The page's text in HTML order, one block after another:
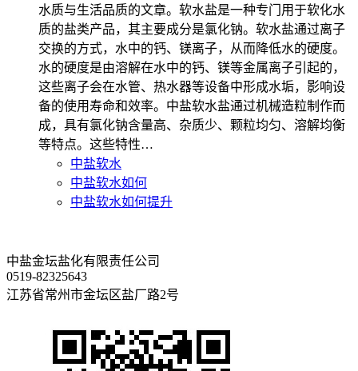
水质与生活品质的文章。软水盐是一种专门用于软化水
质的盐类产品，其主要成分是氯化钠。软水盐通过离子
交换的方式，水中的钙、镁离子，从而降低水的硬度。
水的硬度是由溶解在水中的钙、镁等金属离子引起的，
这些离子会在水管、热水器等设备中形成水垢，影响设
备的使用寿命和效率。中盐软水盐通过机械造粒制作而
成，具有氯化钠含量高、杂质少、颗粒均匀、溶解均衡
等特点。这些特性…
中盐软水
中盐软水如何
中盐软水如何提升
中盐金坛盐化有限责任公司
0519-82325643
江苏省常州市金坛区盐厂路2号